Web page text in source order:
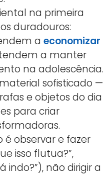
na primeira
duradouros:
a economizar
a manter
na adolescência.
sofisticado —
e objetos do dia
para criar
observar e fazer
isso flutua?”,
indo?”), não dirigir a